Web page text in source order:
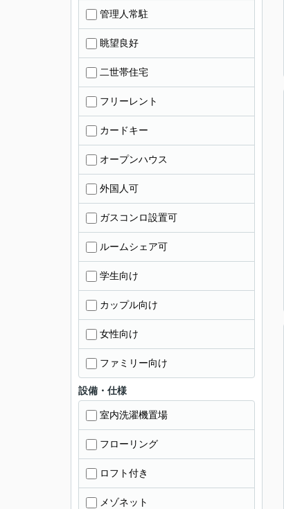
管理人常駐
眺望良好
二世帯住宅
フリーレント
カードキー
オープンハウス
外国人可
ガスコンロ設置可
ルームシェア可
学生向け
カップル向け
女性向け
ファミリー向け
設備・仕様
室内洗濯機置場
フローリング
ロフト付き
メゾネット